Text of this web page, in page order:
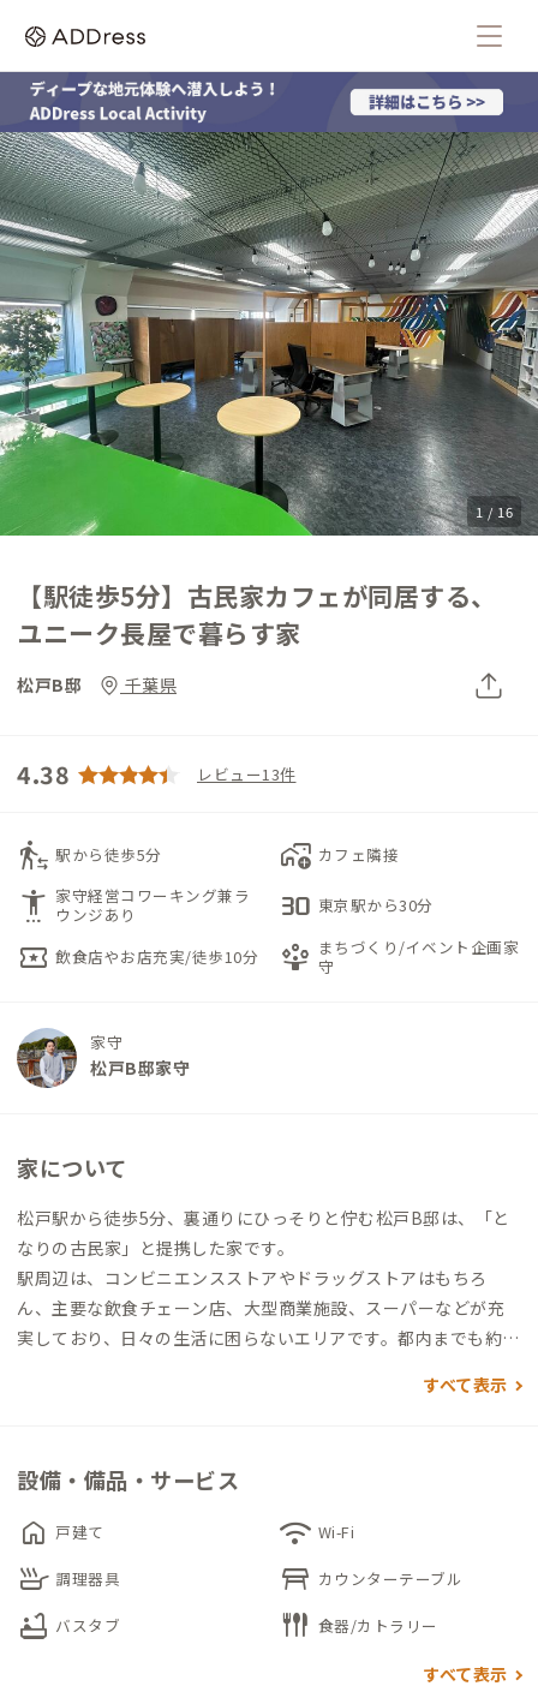
1 / 16
【駅徒歩5分】古民家カフェが同居する、
ユニーク長屋で暮らす家
松戸B邸 千葉県
4.38 レビュー13件
transfer_within_a_station 駅から徒歩5分 add_home_work カフェ隣接
settings_accessibility 家守経営コワーキング兼ラ
ウンジあり
30fps 東京駅から30分
local_activity 飲食店やお店充実/徒歩10分 person_play まちづくり/イベント企画家
守
家守
松戸B邸家守
家について
松戸駅から徒歩5分、裏通りにひっそりと佇む松戸B邸は、「と
なりの古民家」と提携した家です。
駅周辺は、コンビニエンスストアやドラッグストアはもちろ
ん、主要な飲食チェーン店、大型商業施設、スーパーなどが充
実しており、日々の生活に困らないエリアです。都内までも約3
クトながらも機能的にまとまった共用スペースと、一度外に出て
から利用する離れのお風呂が懐かしさを感じさせます。
この少しの不便さも、昔ながらの味わいとしてお楽しみいただ
けるでしょう。
個室は1階と2階にそれぞれ1つずつあります。徒歩5分ほどにあ
るシェアラウンジもコワーキングスペースと利用できますので
すべて表示
設備・備品・サービス
home 戸建て wifi Wi-Fi
skillet 調理器具 table_restaurant カウンターテーブル
bathtub バスタブ flatware 食器/カトラリー
すべて表示